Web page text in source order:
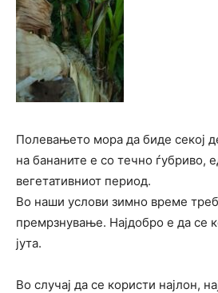
Полевањето мора да биде секој
на бананите е со течно ѓубриво,
вегетативниот период.
Во наши услови зимно време
премрзнување. Најдобро е да се
јута.
Во случај да се користи најлон,